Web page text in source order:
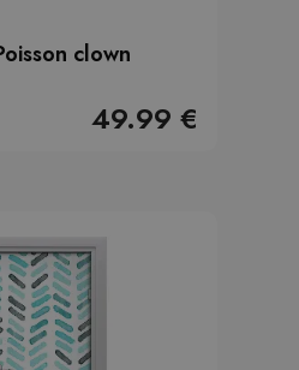
clown
49.99 €